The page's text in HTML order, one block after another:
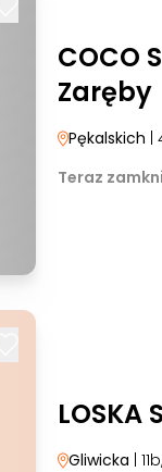
COCO
Zaręby
Pękalskich
Teraz
LOSKA
Gliwicka | 11b